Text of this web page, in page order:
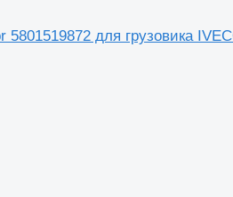
для грузовика